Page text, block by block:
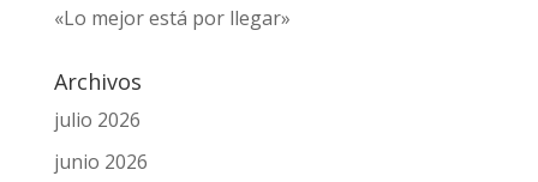
«Lo mejor está por llegar»
Archivos
julio 2026
junio 2026